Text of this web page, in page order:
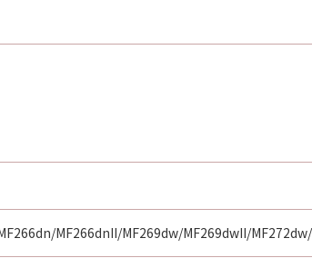
MF266dnII/MF269dw/MF269dwII/MF272dw/